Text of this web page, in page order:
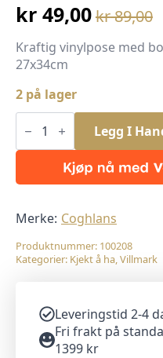
kr89,00
Opprinnelig
pris
var:
kr 89,00.
kr 49,00
Nåværende
pris
er:
kr 49,00.
Kraftig vinylpose med
27x34cm
2 på lager
Vanntett
Pose
antall
Legg I
Merke: Coghlans
Produktnummer: 100208
Kategorier: Kjekt å ha,Villmark
Leveringstid 2-4
Fri frakt på
1399 kr